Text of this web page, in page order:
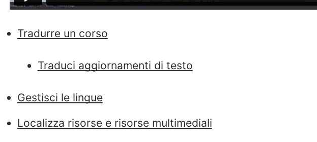
Tradurre un corso
Traduci aggiornamenti di testo
Gestisci le lingue
Localizza risorse e risorse multimediali